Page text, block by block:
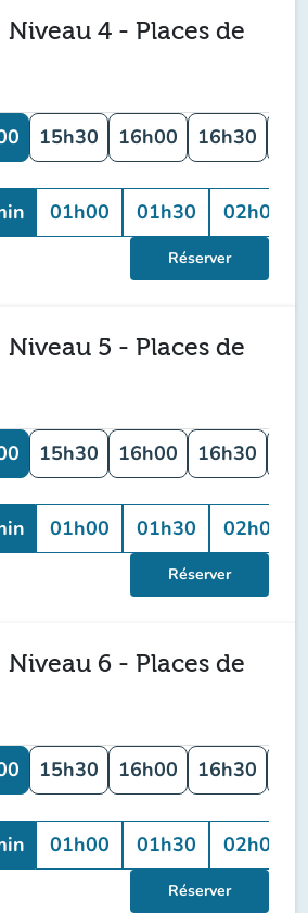
Niveau 4 - Places de
15h30 16h00 16h30
01h00 01h30 02h00
Réserver
Niveau 5 - Places de
15h30 16h00 16h30
01h00 01h30 02h00
Réserver
Niveau 6 - Places de
15h30 16h00 16h30
01h00 01h30 02h00
Réserver